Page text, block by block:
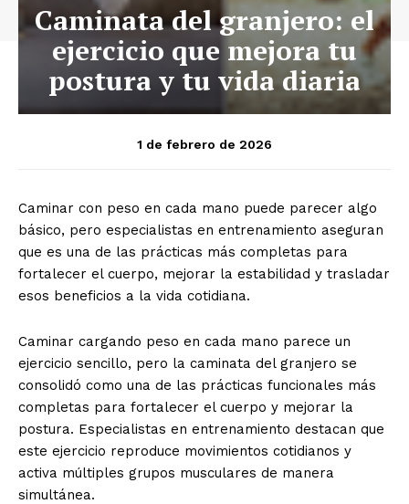
Caminata del granjero: el
ejercicio que mejora tu
postura y tu vida diaria
1 de febrero de 2026
Caminar con peso en cada mano puede parecer algo
básico, pero especialistas en entrenamiento aseguran
que es una de las prácticas más completas para
fortalecer el cuerpo, mejorar la estabilidad y trasladar
esos beneficios a la vida cotidiana.
Caminar cargando peso en cada mano parece un
ejercicio sencillo, pero la caminata del granjero se
consolidó como una de las prácticas funcionales más
completas para fortalecer el cuerpo y mejorar la
postura. Especialistas en entrenamiento destacan que
este ejercicio reproduce movimientos cotidianos y
activa múltiples grupos musculares de manera
simultánea.